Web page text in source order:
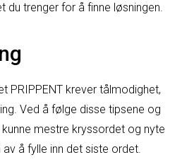
du trenger for å finne løsningen.
PRIPPENT krever tålmodighet,
Ved å følge disse tipsene og
mestre kryssordet og nyte
å fylle inn det siste ordet.